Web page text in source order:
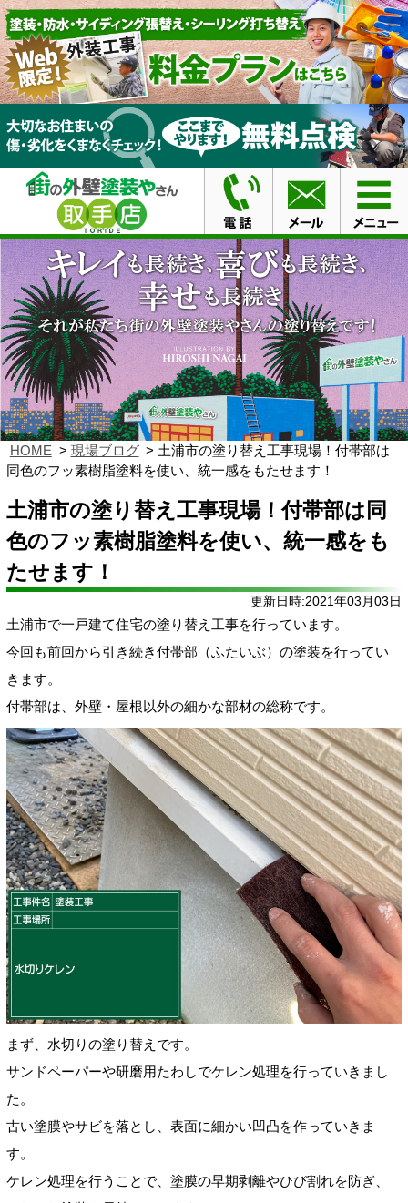
HOME 現場ブログ
土浦市の塗り替え工事現場！付帯部は
同色のフッ素樹脂塗料を使い、統一感をもたせます！
土浦市の塗り替え工事現場！付帯部は同
色のフッ素樹脂塗料を使い、統一感をも
たせます！
更新日時:2021年03月03日
土浦市で一戸建て住宅の塗り替え工事を行っています。
今回も前回から引き続き付帯部（ふたいぶ）の塗装を行ってい
きます。
付帯部は、外壁・屋根以外の細かな部材の総称です。
まず、水切りの塗り替えです。
サンドペーパーや研磨用たわしでケレン処理を行っていきまし
た。
古い塗膜やサビを落とし、表面に細かい凹凸を作っていきま
す。
ケレン処理を行うことで、塗膜の早期剥離やひび割れを防ぎ、